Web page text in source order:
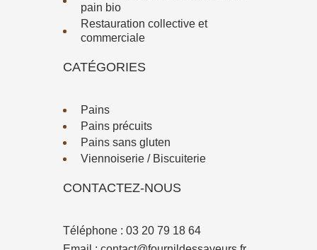
pain bio
Restauration collective et
commerciale
CATÉGORIES
Pains
Pains précuits
Pains sans gluten
Viennoiserie / Biscuiterie
CONTACTEZ-NOUS
Téléphone : 03 20 79 18 64